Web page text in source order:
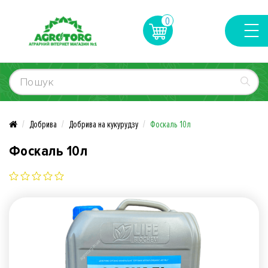
0
Добрива Добрива на кукурудзу Фоскаль 10л
Фоскаль 10л